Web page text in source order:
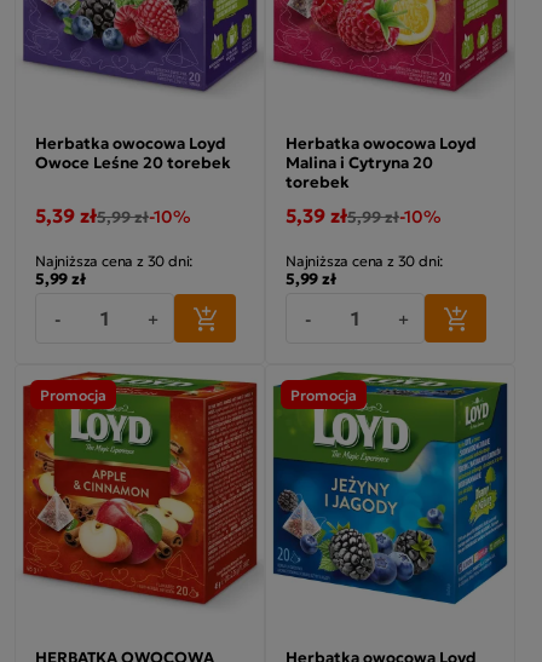
Herbatka owocowa Loyd
Owoce Leśne 20 torebek
5,39 zł5,99 zł-10%
Najniższa cena z 30 dni:
5,99 zł
- +
Herbatka owocowa Loyd
Malina i Cytryna 20
torebek
5,39 zł5,99 zł-10%
Najniższa cena z 30 dni:
5,99 zł
- +
Promocja Promocja